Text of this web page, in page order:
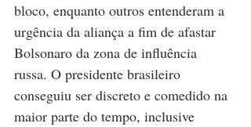
bloco, enquanto outros entenderam a
urgência da aliança a fim de afastar
Bolsonaro da zona de influência
russa. O presidente brasileiro
conseguiu ser discreto e comedido na
maior parte do tempo, inclusive